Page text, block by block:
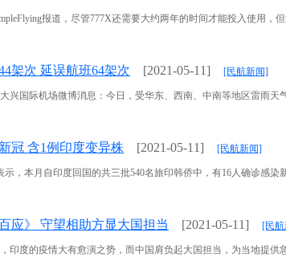
报道，尽管777X还需要大约两年的时间才能投入使用，但
架次 延误航班64架次 [2021-05-11] [民航新闻]
际机场微博消息：今日，受华东、西南、中南等地区雷雨天
冠 含1例印度变异株 [2021-05-11] [民航新闻]
本月自印度回国的共三批540名旅印韩侨中，有16人确诊感染
应》 守望相助方显大国担当 [2021-05-11] [民
的疫情大有愈演之势，而中国肩负起大国担当，为当地提供